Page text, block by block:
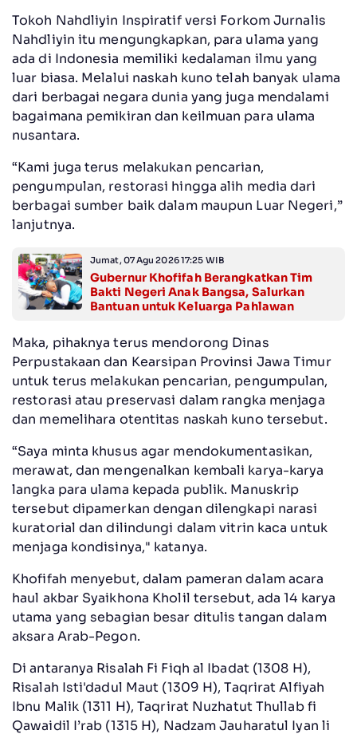
Tokoh Nahdliyin Inspiratif versi Forkom Jurnalis
Nahdliyin itu mengungkapkan, para ulama yang
ada di Indonesia memiliki kedalaman ilmu yang
luar biasa. Melalui naskah kuno telah banyak ulama
dari berbagai negara dunia yang juga mendalami
bagaimana pemikiran dan keilmuan para ulama
nusantara.
“Kami juga terus melakukan pencarian,
pengumpulan, restorasi hingga alih media dari
berbagai sumber baik dalam maupun Luar Negeri,”
lanjutnya.
Jumat, 07 Agu 2026 17:25 WIB
Gubernur Khofifah Berangkatkan Tim
Bakti Negeri Anak Bangsa, Salurkan
Bantuan untuk Keluarga Pahlawan
Maka, pihaknya terus mendorong Dinas
Perpustakaan dan Kearsipan Provinsi Jawa Timur
untuk terus melakukan pencarian, pengumpulan,
restorasi atau preservasi dalam rangka menjaga
dan memelihara otentitas naskah kuno tersebut.
“Saya minta khusus agar mendokumentasikan,
merawat, dan mengenalkan kembali karya-karya
langka para ulama kepada publik. Manuskrip
tersebut dipamerkan dengan dilengkapi narasi
kuratorial dan dilindungi dalam vitrin kaca untuk
menjaga kondisinya," katanya.
Khofifah menyebut, dalam pameran dalam acara
haul akbar Syaikhona Kholil tersebut, ada 14 karya
utama yang sebagian besar ditulis tangan dalam
aksara Arab-Pegon.
Di antaranya Risalah Fi Fiqh al Ibadat (1308 H),
Risalah Isti'dadul Maut (1309 H), Taqrirat Alfiyah
Ibnu Malik (1311 H), Taqrirat Nuzhatut Thullab fi
Qawaidil I’rab (1315 H), Nadzam Jauharatul Iyan li